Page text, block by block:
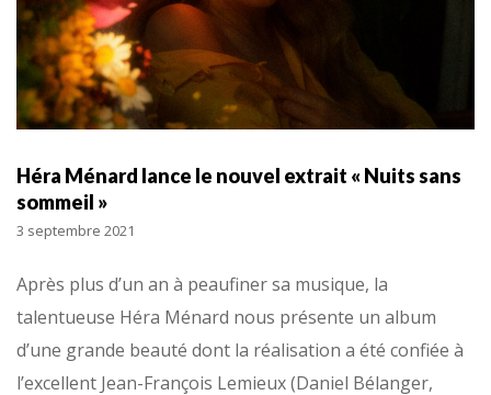
Héra Ménard lance le nouvel extrait « Nuits sans
sommeil »
3 septembre 2021
Après plus d’un an à peaufiner sa musique, la
talentueuse Héra Ménard nous présente un album
d’une grande beauté dont la réalisation a été confiée à
l’excellent Jean-François Lemieux (Daniel Bélanger,